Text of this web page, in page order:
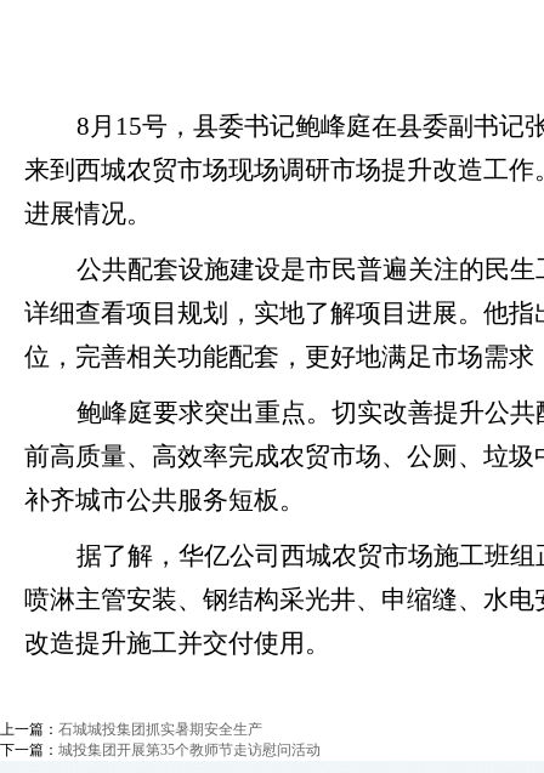
8月15号，县委书记鲍峰庭在县委副书记
来到 西城农贸市场现场调研市场提升改造工作
进展情况。
公共配套设施建设是市民普遍关注的民生
详细查看项目规划，实地了解项目进展。他
位，完善相关功能配套，更好地满足市场需
鲍峰庭要求突出重点。切实改善提升公共
前高质量、高效率完成农贸市场、公厕、垃
补齐城市公共服务短板。
据了解，华亿公司 西城农贸市场施工班组
喷淋主管安装、钢结构采光井、申缩缝、水电
改造提升施工并交付使用。
上一篇： 石城城投集团抓实暑期安全生产
下一篇： 城投集团开展第35个教师节走访慰问活动